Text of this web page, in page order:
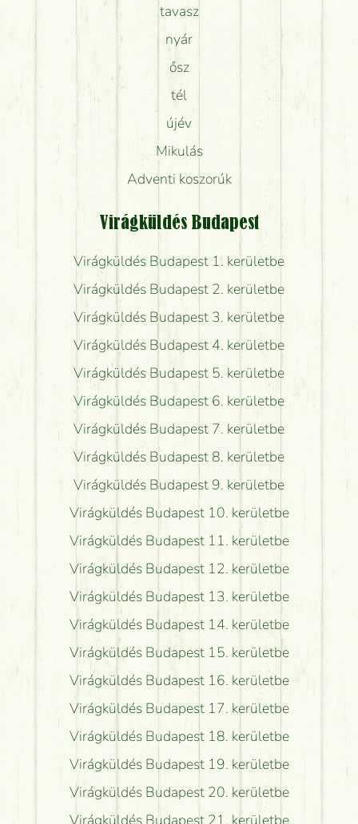
tavasz
nyár
ősz
tél
újév
Mikulás
Adventi koszorúk
Virágküldés Budapest
Virágküldés Budapest 1. kerületbe
Virágküldés Budapest 2. kerületbe
Virágküldés Budapest 3. kerületbe
Virágküldés Budapest 4. kerületbe
Virágküldés Budapest 5. kerületbe
Virágküldés Budapest 6. kerületbe
Virágküldés Budapest 7. kerületbe
Virágküldés Budapest 8. kerületbe
Virágküldés Budapest 9. kerületbe
Virágküldés Budapest 10. kerületbe
Virágküldés Budapest 11. kerületbe
Virágküldés Budapest 12. kerületbe
Virágküldés Budapest 13. kerületbe
Virágküldés Budapest 14. kerületbe
Virágküldés Budapest 15. kerületbe
Virágküldés Budapest 16. kerületbe
Virágküldés Budapest 17. kerületbe
Virágküldés Budapest 18. kerületbe
Virágküldés Budapest 19. kerületbe
Virágküldés Budapest 20. kerületbe
Virágküldés Budapest 21. kerületbe